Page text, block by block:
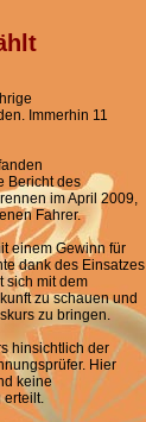
Immerhin 11
Bericht des
im April 2009,
Fahrer.
einem Gewinn für
dank des Einsatzes
sich mit dem
zu schauen und
zu bringen.
hinsichtlich der
Hier
keine
erteilt.